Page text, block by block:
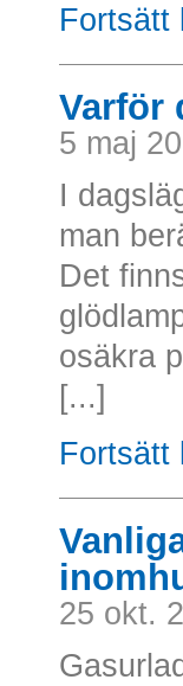
Varför
5 maj
I
man
Det
osäkra
[...]
25 okt.